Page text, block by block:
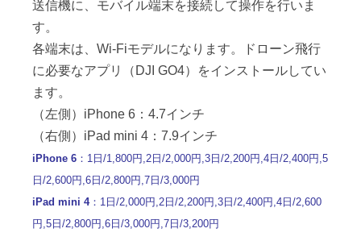
送信機に、モバイル端末を接続して操作を行いま
す。
各端末は、Wi-Fiモデルになります。ドローン飛行
に必要なアプリ（DJI GO4）をインストールしてい
ます。
（左側）iPhone 6：4.7インチ
（右側）iPad mini 4：7.9インチ
iPhone 6 ：1日/1,800円,2日/2,000円,3日/2,200円,4日/2,400円,5
日/2,600円,6日/2,800円,7日/3,000円
iPad mini 4：1日/2,000円,2日/2,200円,3日/2,400円,4日/2,600
円,5日/2,800円,6日/3,000円,7日/3,200円